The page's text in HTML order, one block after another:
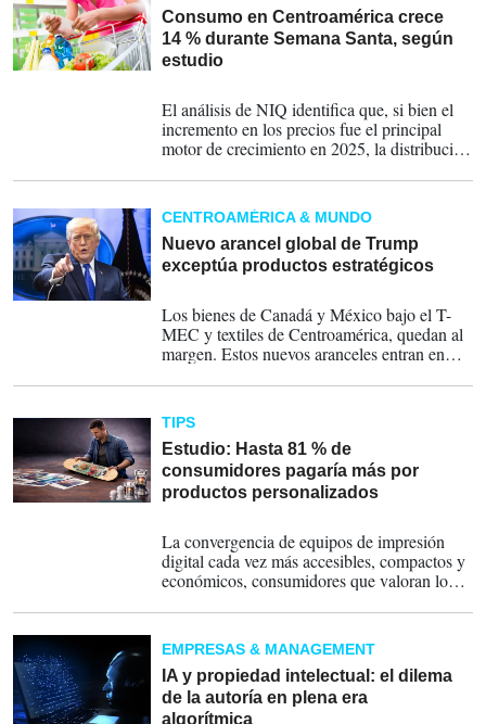
Consumo en Centroamérica crece
14 % durante Semana Santa, según
estudio
El análisis de NIQ identifica que, si bien el
incremento en los precios fue el principal
motor de crecimiento en 2025, la distribución
fue un factor determinante, aportando un 12
% adicional al crecimiento de las categorías.
CENTROAMÉRICA & MUNDO
Nuevo arancel global de Trump
exceptúa productos estratégicos
Los bienes de Canadá y México bajo el T-
MEC y textiles de Centroamérica, quedan al
margen. Estos nuevos aranceles entran en
TIPS
Estudio: Hasta 81 % de
consumidores pagaría más por
productos personalizados
La convergencia de equipos de impresión
digital cada vez más accesibles, compactos y
económicos, consumidores que valoran lo
flexibles está elevando el estándar del
mercado de la impresión de gran formato.
EMPRESAS & MANAGEMENT
IA y propiedad intelectual: el dilema
de la autoría en plena era
algorítmica